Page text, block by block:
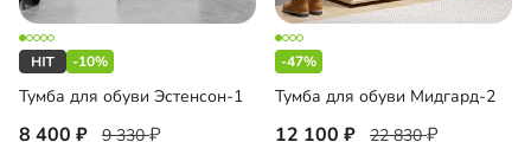
-10%
Тумба для обуви Эстенсон-1
8 400 9 330
-47%
Тумба для обуви Мидгард-2
12 100 22 830